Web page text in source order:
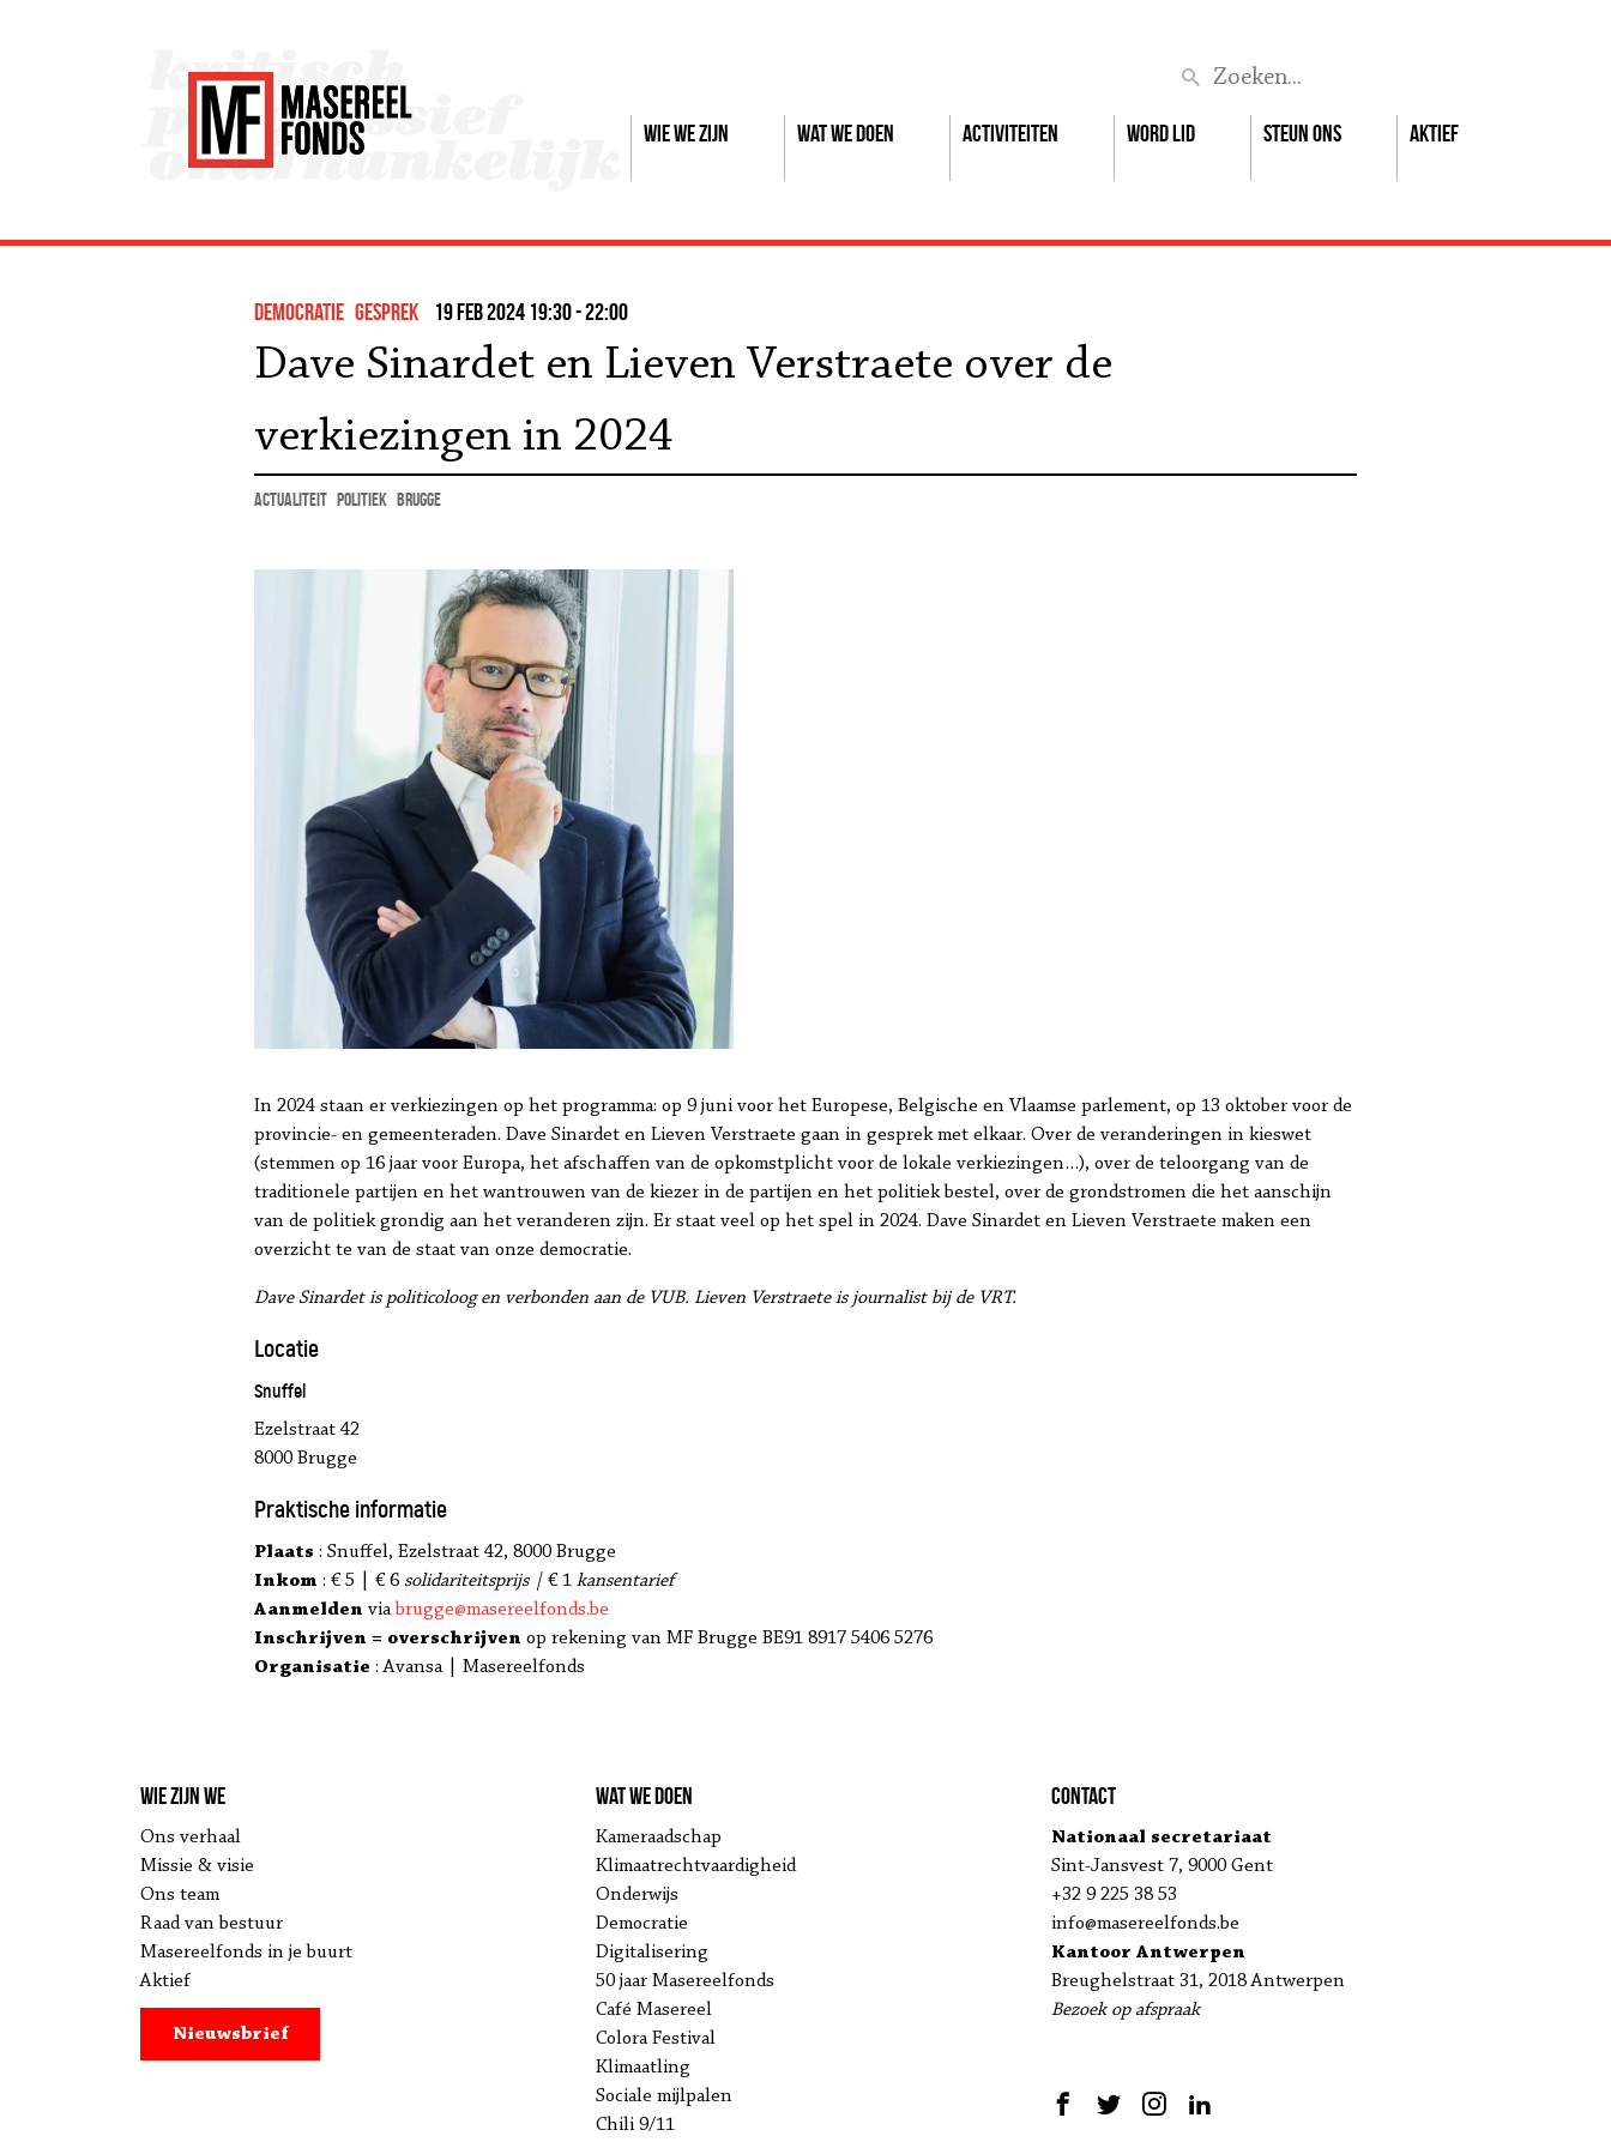
Wie we zijn Wat we doen Activiteiten Word lid Steun ons Aktief
democratie gesprek 19 feb 2024 19:30 - 22:00
Dave Sinardet en Lieven Verstraete over de
verkiezingen in 2024
actualiteit politiek Brugge
In 2024 staan er verkiezingen op het programma: op 9 juni voor het Europese, Belgische en Vlaamse parlement, op 13 oktober voor de
provincie- en gemeenteraden. Dave Sinardet en Lieven Verstraete gaan in gesprek met elkaar. Over de veranderingen in kieswet
(stemmen op 16 jaar voor Europa, het afschaffen van de opkomstplicht voor de lokale verkiezingen…), over de teloorgang van de
traditionele partijen en het wantrouwen van de kiezer in de partijen en het politiek bestel, over de grondstromen die het aanschijn
van de politiek grondig aan het veranderen zijn. Er staat veel op het spel in 2024. Dave Sinardet en Lieven Verstraete maken een
overzicht te van de staat van onze democratie.
Dave Sinardet is politicoloog en verbonden aan de VUB. Lieven Verstraete is journalist bij de VRT.
Locatie
Snuffel
Ezelstraat 42
8000 Brugge
Praktische informatie
Plaats : Snuffel, Ezelstraat 42, 8000 Brugge
Inkom : € 5 | € 6 solidariteitsprijs | € 1 kansentarief
Aanmelden via brugge@masereelfonds.be
Inschrijven = overschrijven op rekening van MF Brugge BE91 8917 5406 5276
Organisatie : Avansa | Masereelfonds
Wie zijn we
Ons verhaal
Missie & visie
Ons team
Raad van bestuur
Masereelfonds in je buurt
Aktief
Nieuwsbrief
Wat we doen
Kameraadschap
Klimaatrechtvaardigheid
Onderwijs
Democratie
Digitalisering
50 jaar Masereelfonds
Café Masereel
Colora Festival
Klimaatling
Sociale mijlpalen
Chili 9/11
Contact
Nationaal secretariaat
Sint-Jansvest 7, 9000 Gent
+32 9 225 38 53
info@masereelfonds.be
Kantoor Antwerpen
Breughelstraat 31, 2018 Antwerpen
Bezoek op afspraak